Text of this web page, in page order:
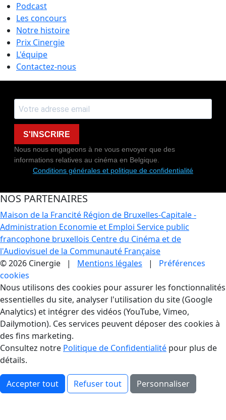
Podcast
Les concours
Notre histoire
Prix Cinergie
L'équipe
Contactez-nous
S'INSCRIRE
Nous nous engageons à ne vous envoyer que des
informations relatives au cinéma en Belgique.
Conditions générales et politique de confidentialité
NOS PARTENAIRES
Maison de la Francité Région de Bruxelles-Capitale -
Administration Economie et Emploi Service public
francophone bruxellois Centre du Cinéma et de
l'Audiovisuel de la Communauté Française
© 2026 Cinergie | Mentions légales | Préférences
cookies
Gestion des Cookies
Nous utilisons des cookies pour assurer les fonctionnalités
essentielles du site, analyser l'utilisation du site (Google
Analytics) et intégrer des vidéos (YouTube, Vimeo,
Dailymotion). Ces services peuvent déposer des cookies à
des fins marketing.
Consultez notre Politique de Confidentialité pour plus de
détails.
Accepter tout Refuser tout Personnaliser